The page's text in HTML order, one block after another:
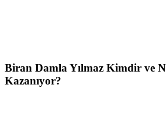
Biran Damla Yılmaz Kimdir ve
Kazanıyor?